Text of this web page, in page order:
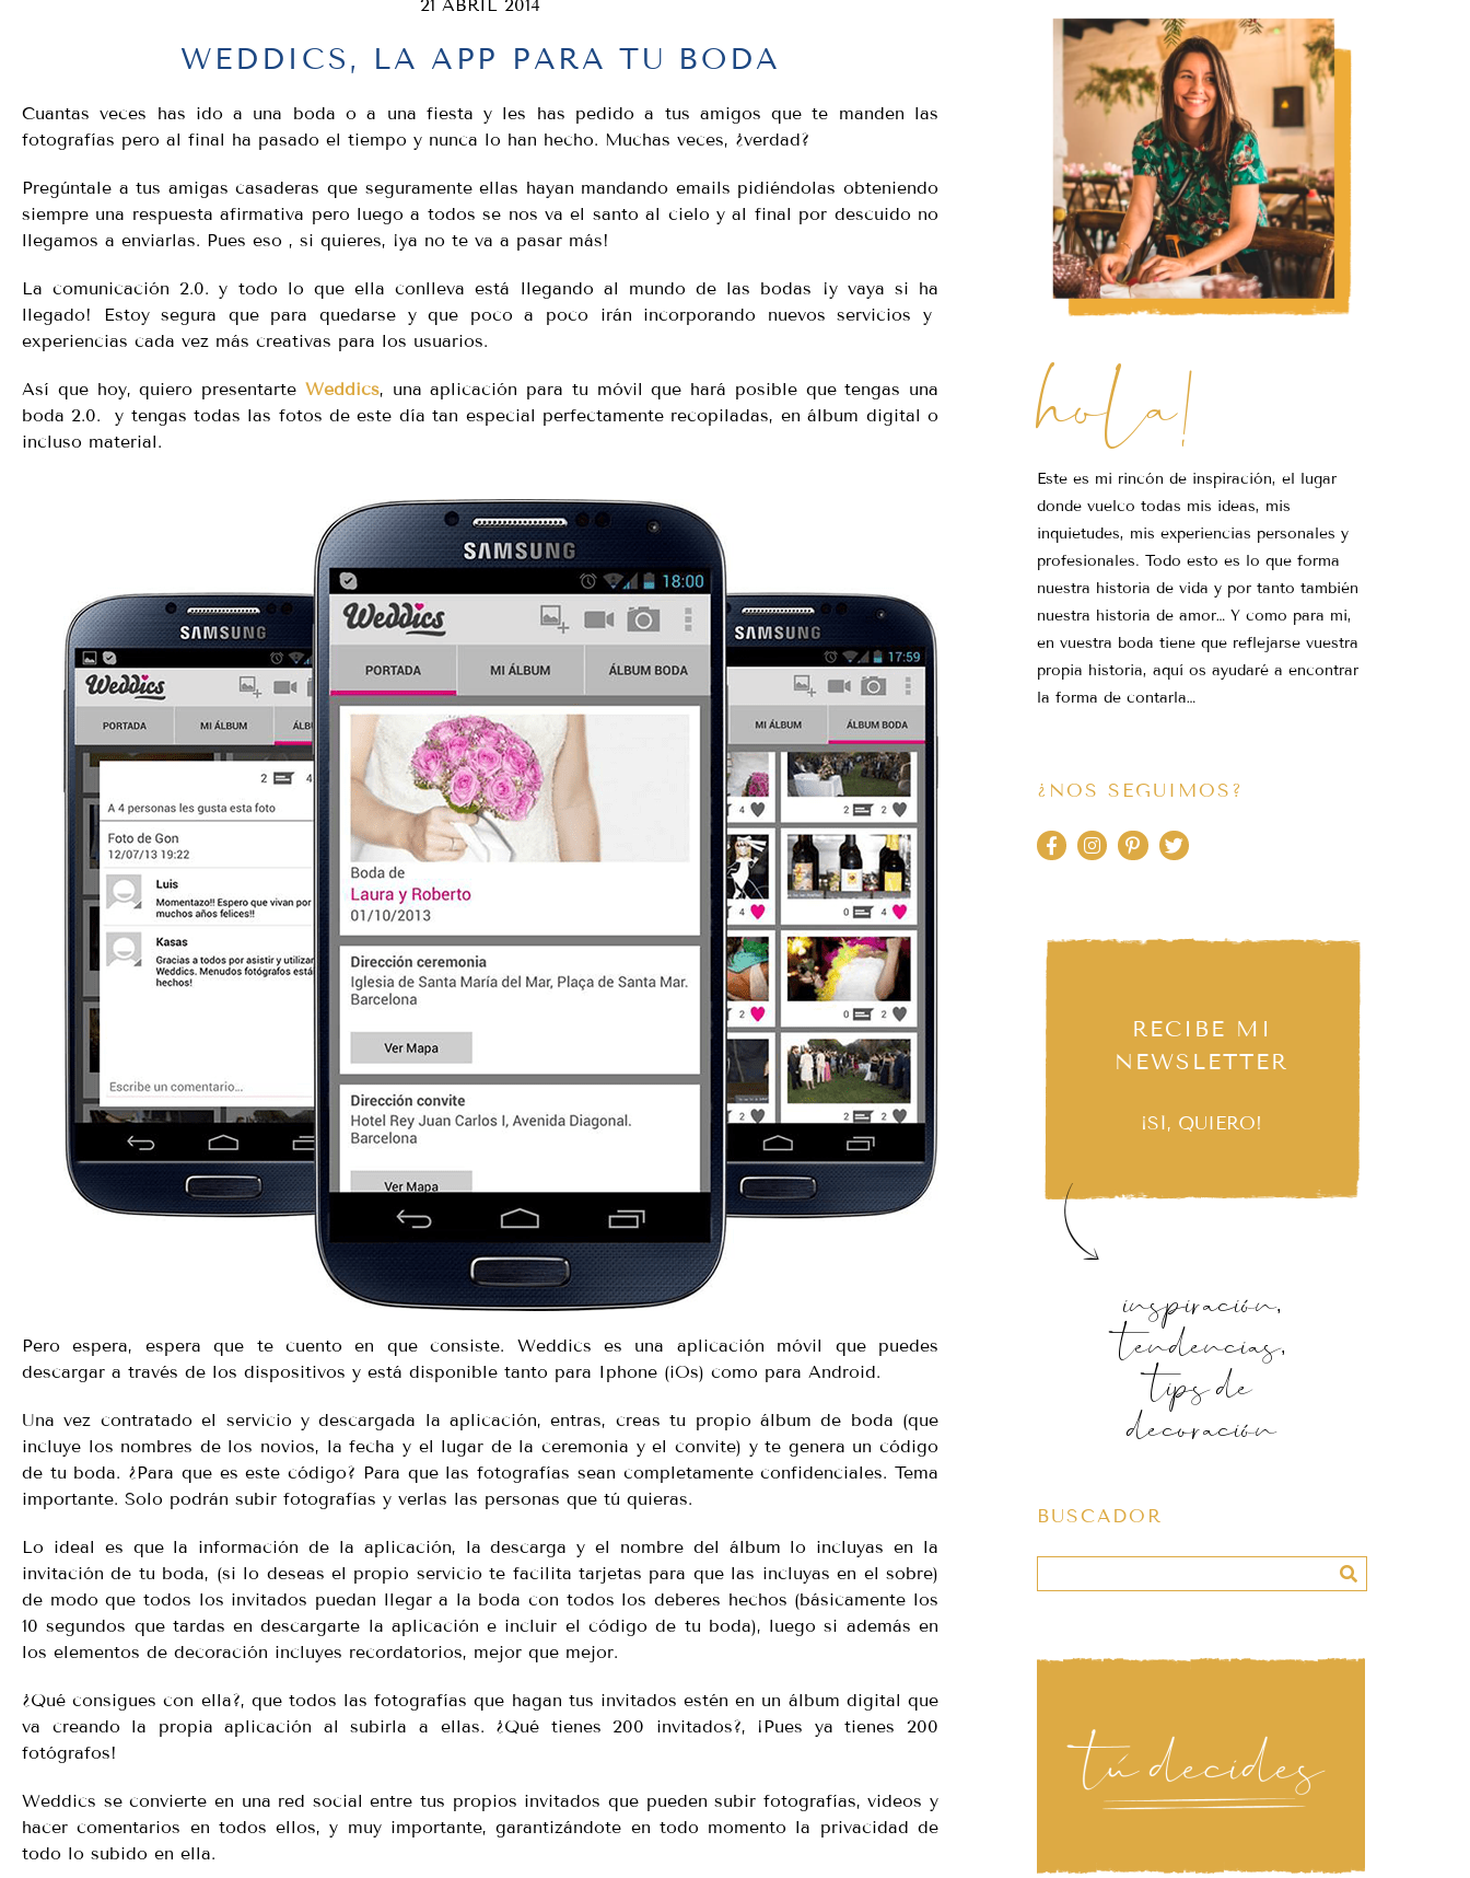
21 ABRIL 2014
WEDDICS, LA APP PARA TU BODA
Cuantas veces has ido a una boda o a una fiesta y les has pedido a tus amigos que te manden las
fotografías pero al final ha pasado el tiempo y nunca lo han hecho. Muchas veces, ¿verdad?
Pregúntale a tus amigas casaderas que seguramente ellas hayan mandando emails pidiéndolas obteniendo
siempre una respuesta afirmativa pero luego a todos se nos va el santo al cielo y al final por descuido no
llegamos a enviarlas. Pues eso , si quieres, ¡ya no te va a pasar más!
La comunicación 2.0. y todo lo que ella conlleva está llegando al mundo de las bodas ¡y vaya si ha
llegado! Estoy segura que para quedarse y que poco a poco irán incorporando nuevos servicios y
experiencias cada vez más creativas para los usuarios.
Así que hoy, quiero presentarte Weddics, una aplicación para tu móvil que hará posible que tengas una
boda 2.0. y tengas todas las fotos de este día tan especial perfectamente recopiladas, en álbum digital o
incluso material.
Pero espera, espera que te cuento en que consiste. Weddics es una aplicación móvil que puedes
descargar a través de los dispositivos y está disponible tanto para Iphone (iOs) como para Android.
Una vez contratado el servicio y descargada la aplicación, entras, creas tu propio álbum de boda (que
incluye los nombres de los novios, la fecha y el lugar de la ceremonia y el convite) y te genera un código
de tu boda. ¿Para que es este código? Para que las fotografías sean completamente confidenciales. Tema
importante. Solo podrán subir fotografías y verlas las personas que tú quieras.
Lo ideal es que la información de la aplicación, la descarga y el nombre del álbum lo incluyas en la
invitación de tu boda, (si lo deseas el propio servicio te facilita tarjetas para que las incluyas en el sobre)
de modo que todos los invitados puedan llegar a la boda con todos los deberes hechos (básicamente los
10 segundos que tardas en descargarte la aplicación e incluir el código de tu boda), luego si además en
los elementos de decoración incluyes recordatorios, mejor que mejor.
¿Qué consigues con ella?, que todos las fotografías que hagan tus invitados estén en un álbum digital que
va creando la propia aplicación al subirla a ellas. ¿Qué tienes 200 invitados?, ¡Pues ya tienes 200
fotógrafos!
Weddics se convierte en una red social entre tus propios invitados que pueden subir fotografías, videos y
hacer comentarios en todos ellos, y muy importante, garantizándote en todo momento la privacidad de
todo lo subido en ella.
hola!
Este es mi rincón de inspiración, el lugar
donde vuelco todas mis ideas, mis
inquietudes, mis experiencias personales y
profesionales. Todo esto es lo que forma
nuestra historia de vida y por tanto también
nuestra historia de amor… Y como para mi,
en vuestra boda tiene que reflejarse vuestra
propia historia, aquí os ayudaré a encontrar
la forma de contarla…
¿NOS SEGUIMOS?
RECIBE MI
NEWSLETTER
¡SÍ, QUIERO!
inspiración,
tendencias,
tips de
decoración
BUSCADOR